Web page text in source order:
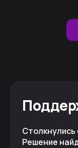
Столкнулись
Решение